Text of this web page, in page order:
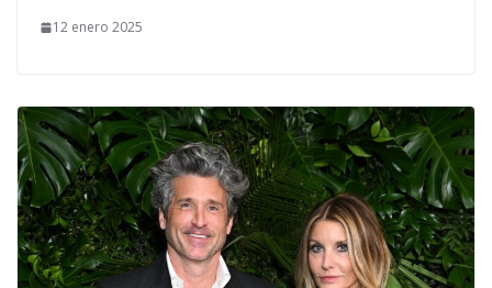
12 enero 2025